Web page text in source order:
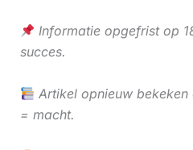
Informatie opgefrist op
succes.
Artikel opnieuw bekeken
= macht.